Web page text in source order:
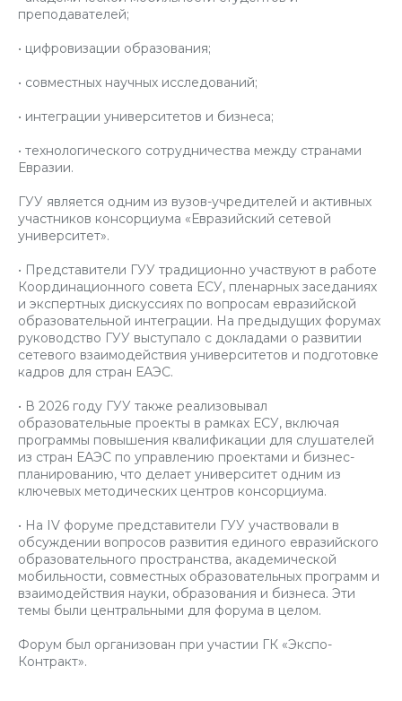
преподавателей;
• цифровизации образования;
• совместных научных исследований;
• интеграции университетов и бизнеса;
• технологического сотрудничества между странами
Евразии.
ГУУ является одним из вузов-учредителей и активных
участников консорциума «Евразийский сетевой
университет».
• Представители ГУУ традиционно участвуют в работе
Координационного совета ЕСУ, пленарных заседаниях
и экспертных дискуссиях по вопросам евразийской
образовательной интеграции. На предыдущих форумах
руководство ГУУ выступало с докладами о развитии
сетевого взаимодействия университетов и подготовке
кадров для стран ЕАЭС.
• В 2026 году ГУУ также реализовывал
образовательные проекты в рамках ЕСУ, включая
программы повышения квалификации для слушателей
из стран ЕАЭС по управлению проектами и бизнес-
планированию, что делает университет одним из
ключевых методических центров консорциума.
• На IV форуме представители ГУУ участвовали в
обсуждении вопросов развития единого евразийского
образовательного пространства, академической
мобильности, совместных образовательных программ и
взаимодействия науки, образования и бизнеса. Эти
темы были центральными для форума в целом.
Форум был организован при участии ГК «Экспо-
Контракт».